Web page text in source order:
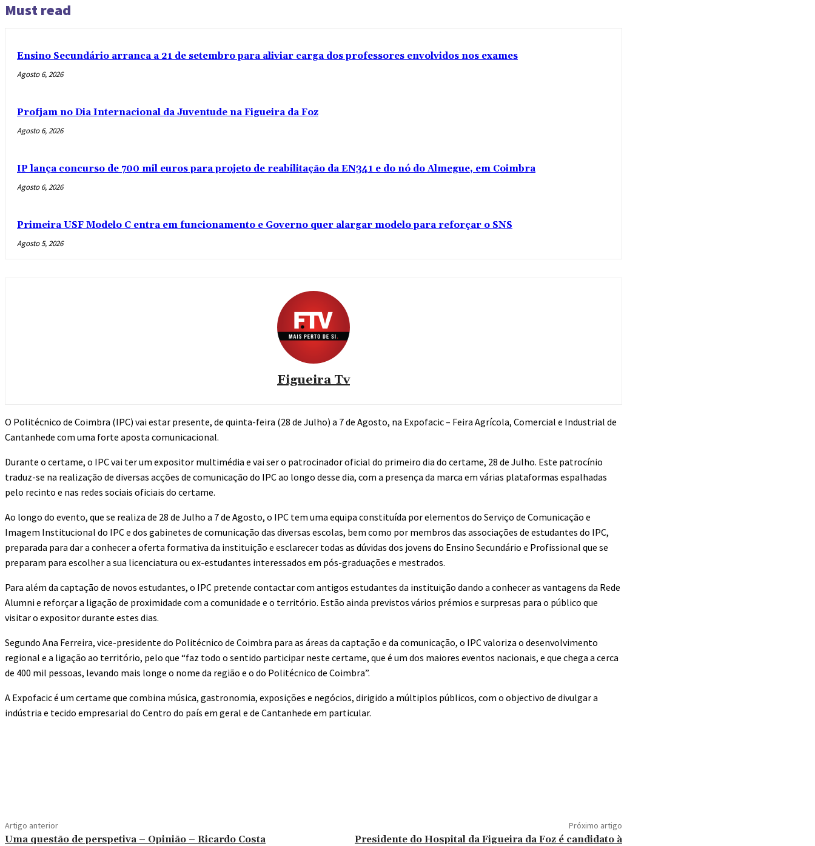
Must read
Ensino Secundário arranca a 21 de setembro para aliviar carga dos professores envolvidos nos exames
Agosto 6, 2026
Profjam no Dia Internacional da Juventude na Figueira da Foz
Agosto 6, 2026
IP lança concurso de 700 mil euros para projeto de reabilitação da EN341 e do nó do Almegue, em Coimbra
Agosto 6, 2026
Primeira USF Modelo C entra em funcionamento e Governo quer alargar modelo para reforçar o SNS
Agosto 5, 2026
Figueira Tv
O Politécnico de Coimbra (IPC) vai estar presente, de quinta-feira (28 de Julho) a 7 de Agosto, na Expofacic – Feira Agrícola, Comercial e Industrial de
Cantanhede com uma forte aposta comunicacional.
Durante o certame, o IPC vai ter um expositor multimédia e vai ser o patrocinador oficial do primeiro dia do certame, 28 de Julho. Este patrocínio
traduz-se na realização de diversas acções de comunicação do IPC ao longo desse dia, com a presença da marca em várias plataformas espalhadas
pelo recinto e nas redes sociais oficiais do certame.
Ao longo do evento, que se realiza de 28 de Julho a 7 de Agosto, o IPC tem uma equipa constituída por elementos do Serviço de Comunicação e
Imagem Institucional do IPC e dos gabinetes de comunicação das diversas escolas, bem como por membros das associações de estudantes do IPC,
preparada para dar a conhecer a oferta formativa da instituição e esclarecer todas as dúvidas dos jovens do Ensino Secundário e Profissional que se
preparam para escolher a sua licenciatura ou ex-estudantes interessados em pós-graduações e mestrados.
Para além da captação de novos estudantes, o IPC pretende contactar com antigos estudantes da instituição dando a conhecer as vantagens da Rede
Alumni e reforçar a ligação de proximidade com a comunidade e o território. Estão ainda previstos vários prémios e surpresas para o público que
visitar o expositor durante estes dias.
Segundo Ana Ferreira, vice-presidente do Politécnico de Coimbra para as áreas da captação e da comunicação, o IPC valoriza o desenvolvimento
regional e a ligação ao território, pelo que “faz todo o sentido participar neste certame, que é um dos maiores eventos nacionais, e que chega a cerca
de 400 mil pessoas, levando mais longe o nome da região e o do Politécnico de Coimbra”.
A Expofacic é um certame que combina música, gastronomia, exposições e negócios, dirigido a múltiplos públicos, com o objectivo de divulgar a
indústria e tecido empresarial do Centro do país em geral e de Cantanhede em particular.
Artigo anterior
Uma questão de perspetiva – Opinião – Ricardo Costa
Próximo artigo
Presidente do Hospital da Figueira da Foz é candidato à